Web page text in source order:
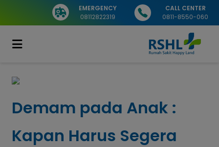
EMERGENCY
08112822319
CALL CENTER
0811-8550-060
Demam pada Anak :
Kapan Harus Segera